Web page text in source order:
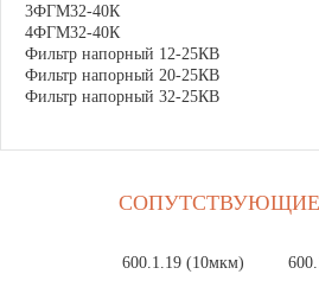
3ФГМ32-40К
4ФГМ32-40К
Фильтр напорный 12-25КВ
Фильтр напорный 20-25КВ
Фильтр напорный 32-25КВ
600.1.19 (10мкм)